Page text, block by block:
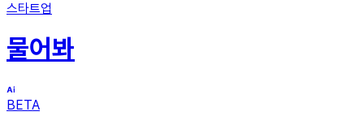
스타트업
물어봐
BETA